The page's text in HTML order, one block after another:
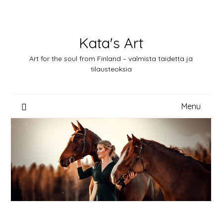
Kata's Art
Art for the soul from Finland – valmista taidetta ja
tilausteoksia
Menu